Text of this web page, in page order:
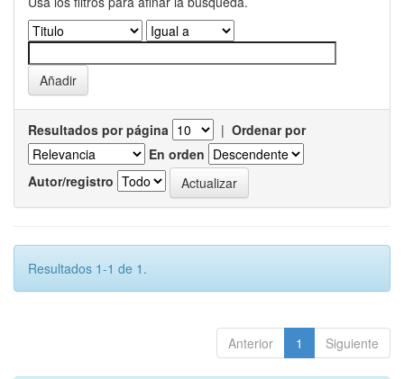
Resultados por página | Ordenar por
En orden
Autor/registro
Resultados 1-1 de 1.
Anterior 1 Siguiente